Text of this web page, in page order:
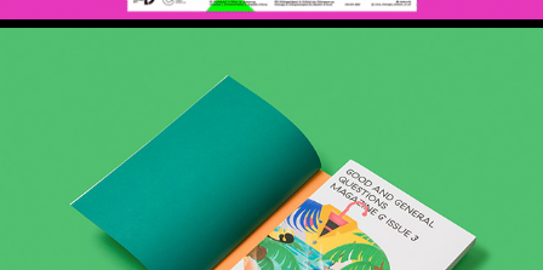
메거진 G vol 3. – 우리는 왜 여행하는가?